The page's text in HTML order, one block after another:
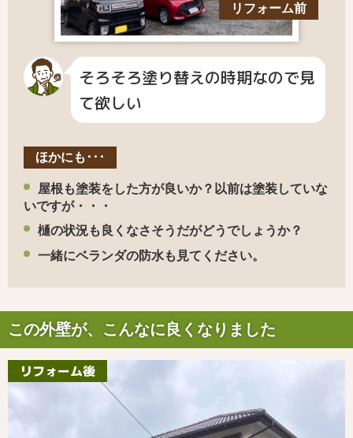
リフォーム前
そろそろ塗り替えの時期なので見
て欲しい
ほかにも･･･
屋根も塗装をした方が良いか？以前は塗装していな
いですが・・・
樋の状況も良くなさそうだがどうでしょうか？
一緒にベランダの防水も見てください。
この外壁が、こんなに良くなりました
リフォーム後